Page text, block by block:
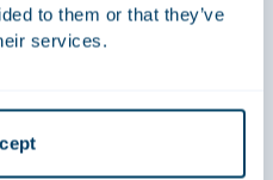
to them or that they’ve
services.
tools, filled toolboxes
to private equity